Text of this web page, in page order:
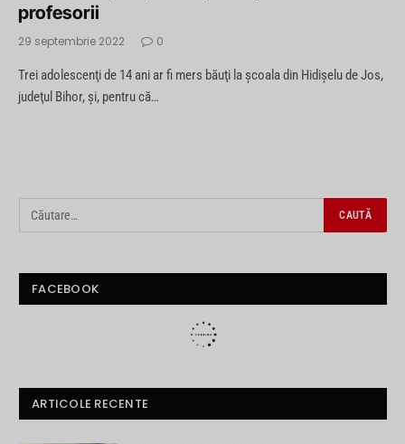
profesorii
29 septembrie 2022 0
Trei adolescenţi de 14 ani ar fi mers băuţi la şcoala din Hidişelu de Jos,
judeţul Bihor, şi, pentru că…
FACEBOOK
ARTICOLE RECENTE